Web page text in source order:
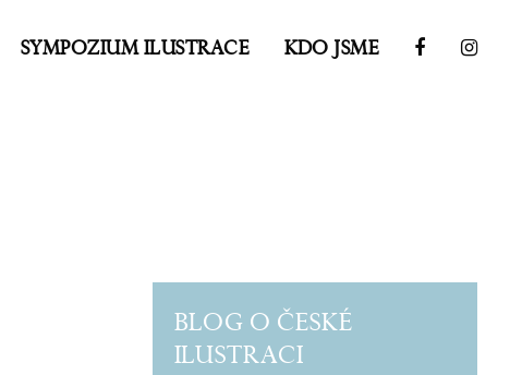
SYMPOZIUM ILUSTRACE KDO JSME
BLOG O ČESKÉ
ILUSTRACI